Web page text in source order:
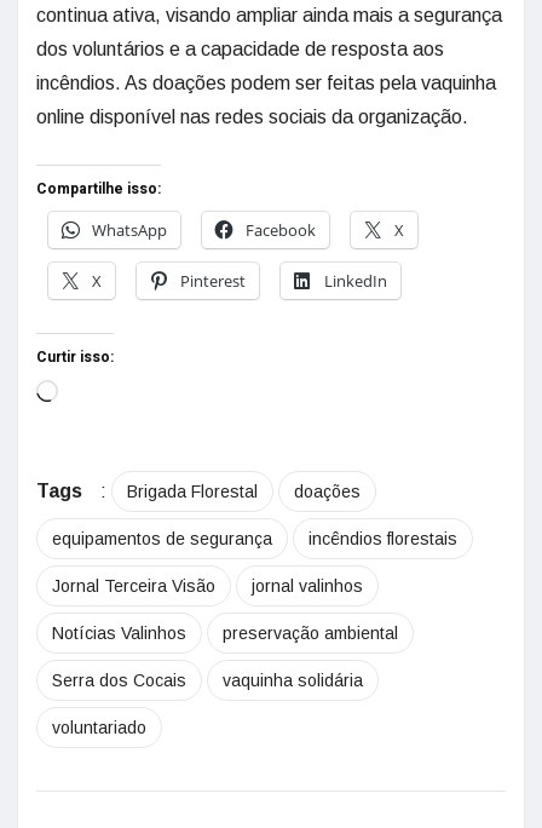
continua ativa, visando ampliar ainda mais a segurança
dos voluntários e a capacidade de resposta aos
incêndios. As doações podem ser feitas pela vaquinha
online disponível nas redes sociais da organização.
Compartilhe isso:
WhatsApp
Facebook X
X Pinterest LinkedIn
Curtir isso:
Tags : Brigada Florestal doações
equipamentos de segurança incêndios florestais
Jornal Terceira Visão jornal valinhos
Notícias Valinhos preservação ambiental
Serra dos Cocais vaquinha solidária
voluntariado